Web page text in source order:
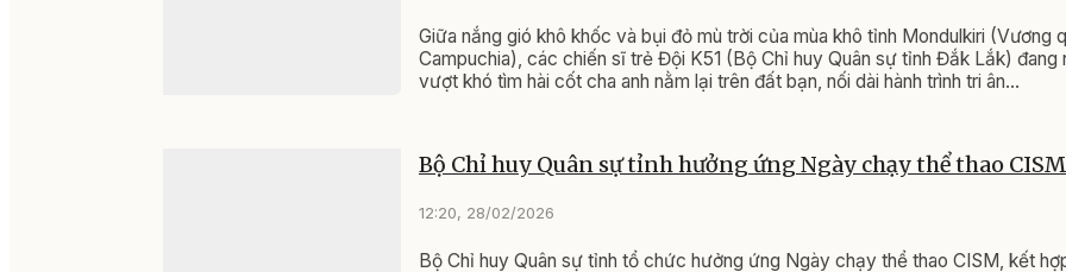
Giữa nắng gió khô khốc và bụi đỏ mù trời của mùa khô tỉnh Mondulkiri (Vương
Campuchia), các chiến sĩ trẻ Đội K51 (Bộ Chỉ huy Quân sự tỉnh Đắk Lắk) đang
vượt khó tìm hài cốt cha anh nằm lại trên đất bạn, nối dài hành trình tri ân...
Bộ Chỉ huy Quân sự tỉnh hưởng ứng Ngày chạy thể thao CISM
12:20, 28/02/2026
Bộ Chỉ huy Quân sự tỉnh tổ chức hưởng ứng Ngày chạy thể thao CISM, kết